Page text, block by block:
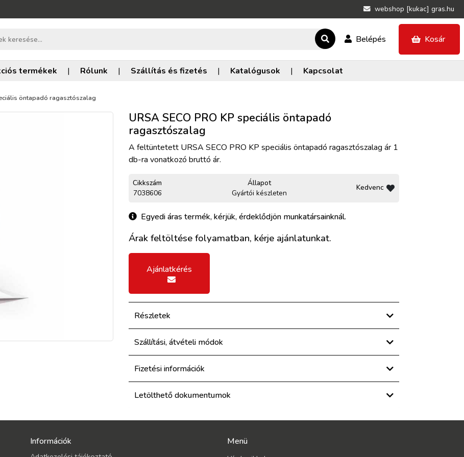
webshop [kukac] gras.hu
Belépés Kosár
termékek | Rólunk | Szállítás és fizetés | Katalógusok | Kapcsolat
öntapadó ragasztószalag
URSA SECO PRO KP speciális öntapadó
ragasztószalag
A feltüntetett URSA SECO PRO KP speciális öntapadó ragasztószalag ár 1
db-ra vonatkozó bruttó ár.
Cikkszám
7038606
Állapot
Gyártói készleten
Kedvenc
Egyedi áras termék, kérjük, érdeklődjön munkatársainknál.
Árak feltöltése folyamatban, kérje ajánlatunkat.
Ajánlatkérés
Részletek
Szállítási, átvételi módok
Fizetési információk
Letölthető dokumentumok
Információk Menü